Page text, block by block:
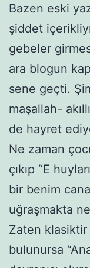
Bazen eski
şiddet
gebeler
ara blogun
sene geçti.
maşallah-
de hayret
Ne zaman
çıkıp “E
bir benim
uğraşmakta
Zaten klasiktir
bulunursa